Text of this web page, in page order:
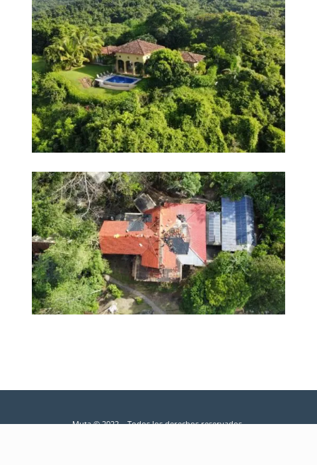
The pacuare lodge
Muta © 2022 – Todos los derechos reservados.